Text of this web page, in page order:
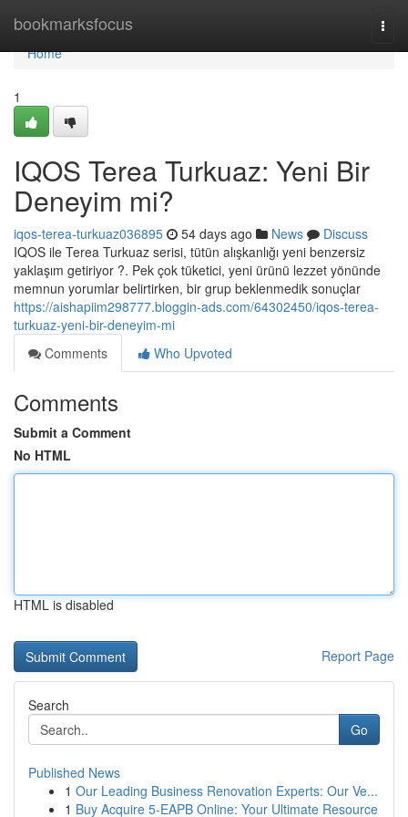
bookmarksfocus
Home
Home
1
IQOS Terea Turkuaz: Yeni Bir
Deneyim mi?
iqos-terea-turkuaz036895 54 days ago News
Discuss
IQOS ile Terea Turkuaz serisi, tütün alışkanlığı yeni benzersiz
yaklaşım getiriyor ?. Pek çok tüketici, yeni ürünü lezzet yönünde
memnun yorumlar belirtirken, bir grup beklenmedik sonuçlar
https://aishapiim298777.bloggin-ads.com/64302450/iqos-terea-
turkuaz-yeni-bir-deneyim-mi
Comments
Who Upvoted
Comments
Submit a Comment
No HTML
HTML is disabled
Report Page
Search
Go
Published News
1 Our Leading Business Renovation Experts: Our Ve...
1 Buy Acquire 5-EAPB Online: Your Ultimate Resource